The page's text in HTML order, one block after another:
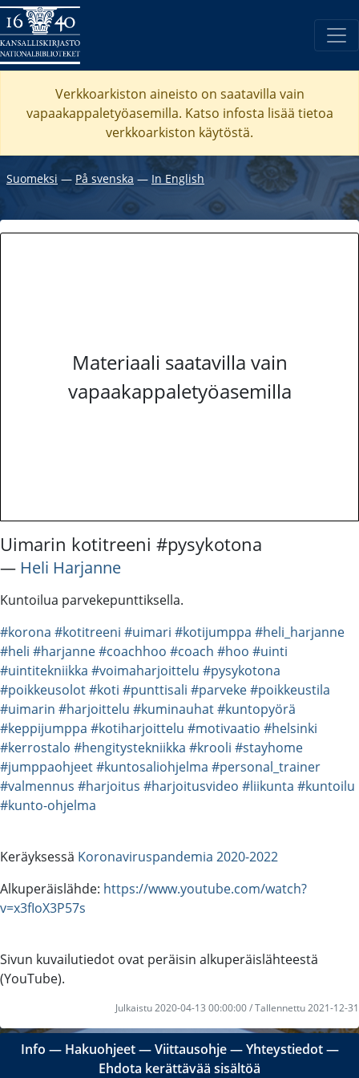
Verkkoarkiston aineisto on saatavilla vain
vapaakappaletyöasemilla. Katso infosta lisää tietoa
verkkoarkiston käytöstä.
Suomeksi ― På svenska ― In English
Materiaali saatavilla vain
vapaakappaletyöasemilla
Uimarin kotitreeni #pysykotona
― Heli Harjanne
Kuntoilua parvekepunttiksella.
#korona #kotitreeni #uimari #kotijumppa #heli_harjanne
#heli #harjanne#coachhoo #coach #hoo #uinti
#uintitekniikka #voimaharjoittelu #pysykotona
#poikkeusolot#koti #punttisali #parveke#poikkeustila
#uimarin #harjoittelu #kuminauhat#kuntopyörä
#keppijumppa #kotiharjoittelu #motivaatio #helsinki
#kerrostalo #hengitystekniikka #krooli #stayhome
#jumppaohjeet#kuntosaliohjelma #personal_trainer
#valmennus #harjoitus #harjoitusvideo #liikunta #kuntoilu
#kunto-ohjelma
Keräyksessä Koronaviruspandemia 2020-2022
Alkuperäislähde: https://www.youtube.com/watch?
v=x3fIoX3P57s
Sivun kuvailutiedot ovat peräisin alkuperäislähteestä
(YouTube).
Julkaistu 2020-04-13 00:00:00 / Tallennettu 2021-12-31
Info ― Hakuohjeet―Viittausohje―Yhteystiedot―
Ehdota kerättävää sisältöä